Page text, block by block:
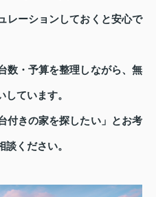
レーションしておくと安心で
数・予算を整理しながら、無
ています。
付きの家を探したい」とお考
ください。